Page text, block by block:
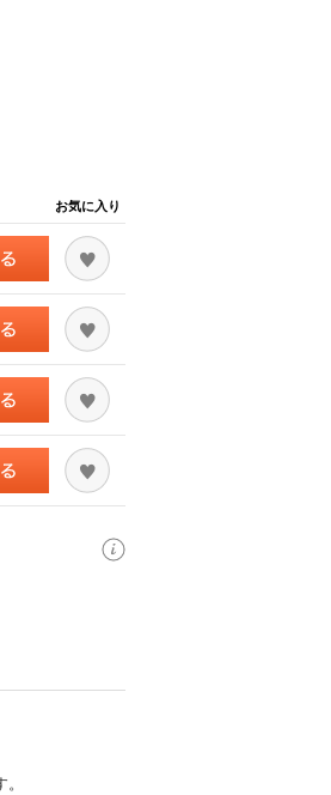
お気に入り